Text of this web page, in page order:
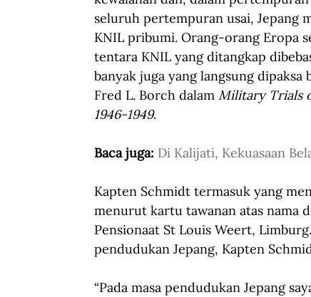
seluruh pertempuran usai, Jepang
KNIL pribumi. Orang-orang Eropa
tentara KNIL yang ditangkap
banyak juga yang langsung dipaksa
Fred L. Borch dalam Military Trials
1946-1949.
Baca juga: Di Kalijati, Kekuasaan
Kapten Schmidt termasuk yang
menurut kartu tawanan atas nama
Pensionaat St Louis Weert,
pendudukan Jepang, Kapten
“Pada masa pendudukan Jepang